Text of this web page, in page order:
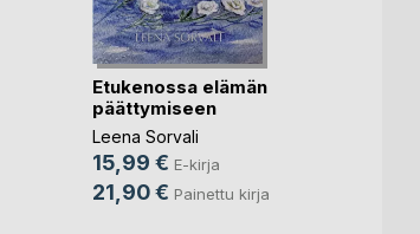
Etukenossa elämän
päättymiseen
Leena Sorvali
15,99 € E-kirja
21,90 € Painettu kirja